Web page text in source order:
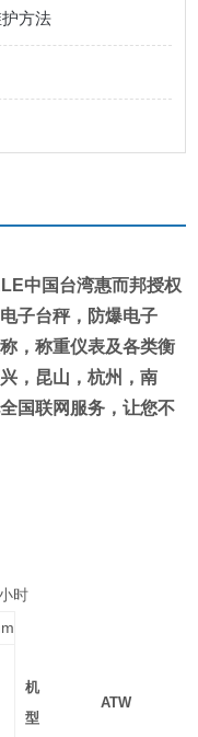
方法
中国台湾惠而邦授权
子台秤，防爆电子
，称重仪表及各类衡
兴，昆山，杭州，南
国联网服务 ，让您不
时
机
型
ATW